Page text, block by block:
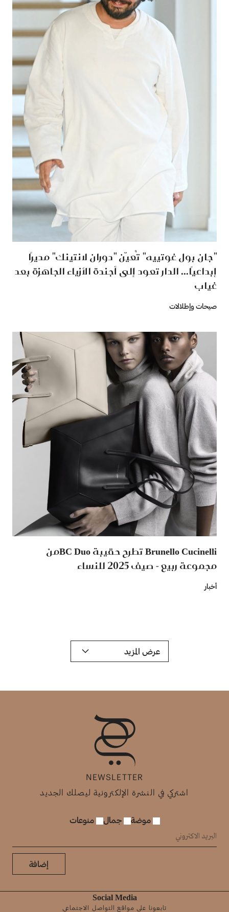
"جان بول غوتييه" تُعيّن "دوران لانتينك" مديرًا
إبداعيًا... الدار تعود إلى أجندة الأزياء الجاهزة بعد
غياب
صيحات وإطلالات
Brunello Cucinelli تطرح حقيبة BC Duoمن
مجموعة ربيع - صيف 2025 للنساء
أخبار
عرض المزيد
NEWSLETTER
اشتركي في النشرة الإلكترونية ليصلك الجديد
موضة جمال منوعات
إضافة
Social Media
تابعونا على مواقع التواصل الاجتماعي